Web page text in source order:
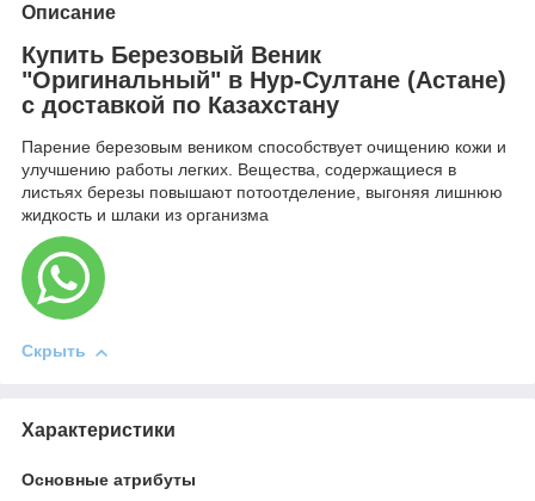
Описание
Купить Березовый Веник
"Оригинальный" в Нур-Султане (Астане)
с доставкой по Казахстану
Парение березовым веником способствует очищению кожи и
улучшению работы легких. Вещества, содержащиеся в
листьях березы повышают потоотделение, выгоняя лишнюю
жидкость и шлаки из организма
Скрыть
Характеристики
Основные атрибуты